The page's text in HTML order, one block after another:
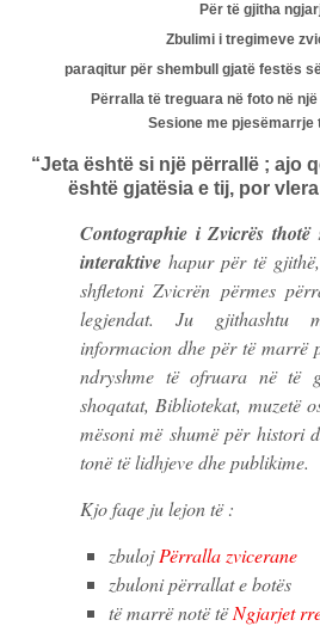
Për të gjitha
Zbulimi i tregimeve
paraqitur për shembull gjatë festës
Përralla të treguara në foto në
Sesione me pjesëmarrje
“Jeta është si një përrallë ; ajo
është gjatësia e tij, por
Contographie i Zvicrës thotë
interaktive hapur për të
shfletoni Zvicrën përmes
legjendat. Ju gjithashtu
informacion dhe për të marrë
ndryshme të ofruara në të
shoqatat, Bibliotekat, muzetë
mësoni më shumë për histori
tonë të lidhjeve dhe publikime.
Kjo faqe ju lejon të :
zbulojPërralla zvicerane
zbuloni përrallat e botës
të marrë notë tëNgjarjet